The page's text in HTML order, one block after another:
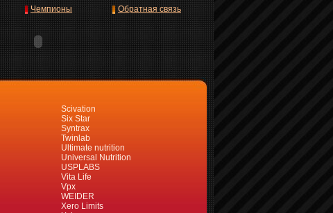
Чемпионы Обратная связь
Scivation
Six Star
Syntrax
Twinlab
Ultimate nutrition
Universal Nutrition
USPLABS
Vita Life
Vpx
WEIDER
Xero Limits